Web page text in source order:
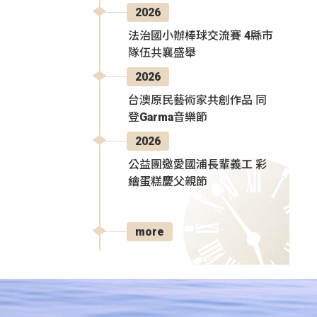
2026
法治國小辦棒球交流賽 4縣市
隊伍共襄盛舉
2026
台澳原民藝術家共創作品 同
登Garma音樂節
2026
公益團邀愛國浦長輩義工 彩
繪蛋糕慶父親節
more